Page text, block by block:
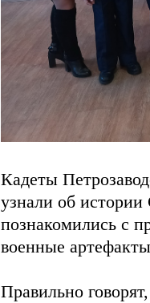
Кадеты
узнали об
познакомились с
военные
Правильно